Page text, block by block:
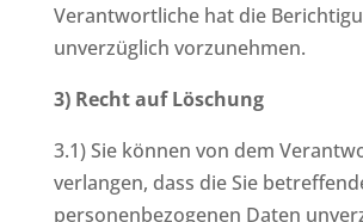
Verantwortliche hat die
unverzüglich vorzunehmen.
3) Recht auf Löschung
3.1) Sie können von dem
verlangen, dass die Sie
personenbezogenen Daten